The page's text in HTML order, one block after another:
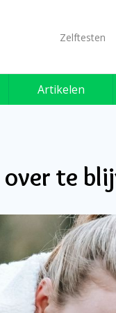
Zelftesten
Artikelen
te